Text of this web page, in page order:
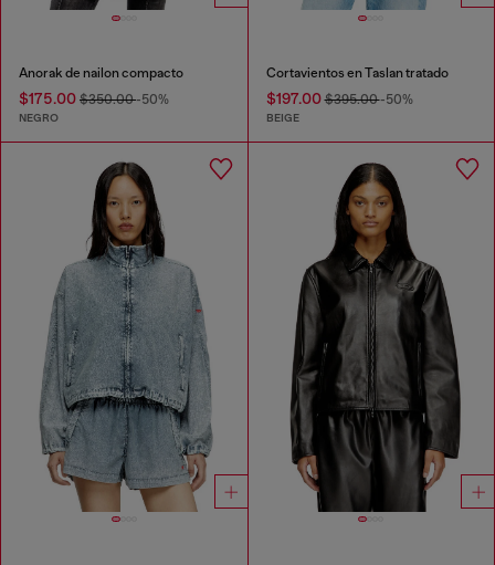
Anorak de nailon compacto
$175.00 $350.00-50%
NEGRO
Cortavientos en Taslan tratado
$197.00$395.00-50%
BEIGE